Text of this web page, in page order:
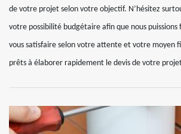
de votre projet selon votre objectif. N’hésitez
votre possibilité budgétaire afin que nous
vous satisfaire selon votre attente et votre moyen
prêts à élaborer rapidement le devis de votre